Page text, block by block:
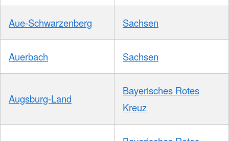
Aue-Schwarzenberg Sachsen
Auerbach Sachsen
Augsburg-Land
Bayerisches Rotes
Kreuz